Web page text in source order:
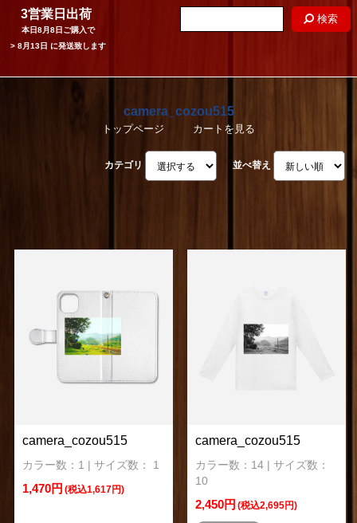
3営業日出荷
本日8月8日 ご購入で
> 8月13日 に発送致します
検索
camera_cozou515
トップページ カートを見る
カテゴリ 並べ替え
camera_cozou515
カラー数：1 | サイズ数： 1
1,470円 (税込1,617円)
camera_cozou515
カラー数：14 | サイズ数：
10
2,450円 (税込2,695円)